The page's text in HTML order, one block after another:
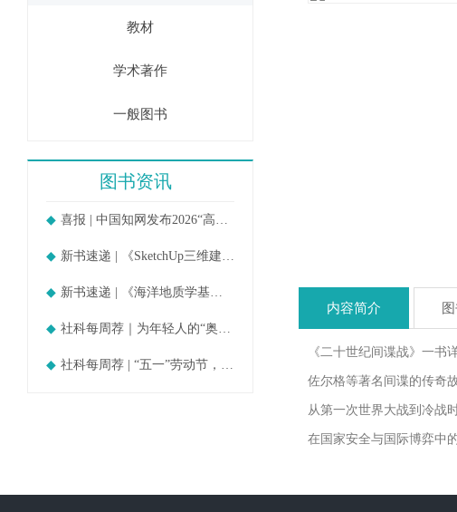
教材
学术著作
一般图书
图书资讯
喜报 | 中国知网发布2026“高被引
新书速递 | 《SketchUp三维建模教
新书速递 | 《海洋地质学基础》
社科每周荐｜为年轻人的“奥德赛时期
社科每周荐 | “五一”劳动节，守护
内容简介
《二十世纪间谍战》一书
佐尔格等著名间谍的传奇
从第一次世界大战到冷战
在国家安全与国际博弈中